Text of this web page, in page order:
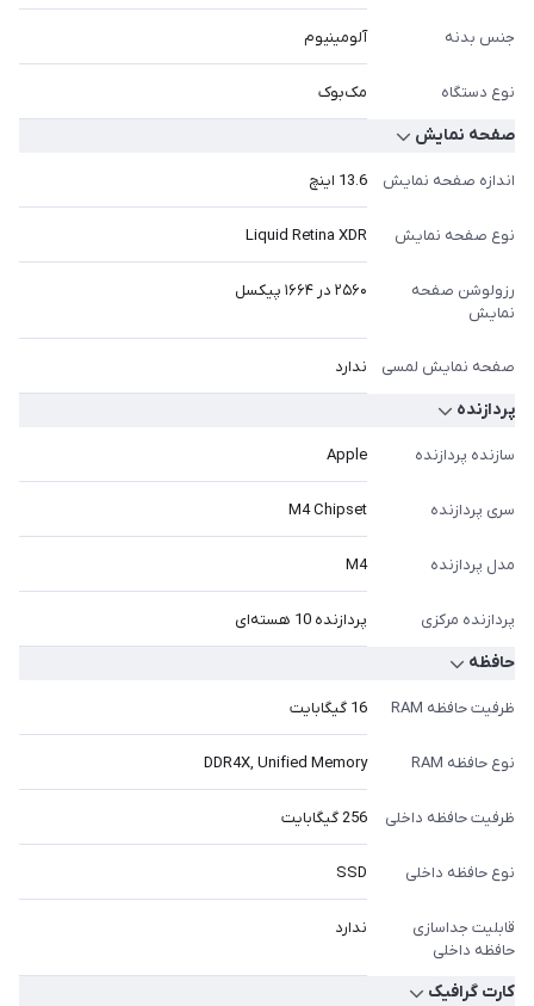
جنس بدنه آلومینیوم
نوع دستگاه مک‌بوک
صفحه نمایش
اندازه صفحه نمایش 13.6 اینچ
نوع صفحه نمایش Liquid Retina XDR
رزولوشن صفحه
نمایش
۲۵۶۰ در ۱۶۶۴ پیکسل
صفحه نمایش لمسی ندارد
پردازنده
سازنده پردازنده Apple
سری پردازنده M4 Chipset
مدل پردازنده M4
پردازنده مرکزی پردازنده 10 هسته‌ای
حافظه
ظرفیت حافظه RAM 16 گیگابایت
نوع حافظه RAM DDR4X, Unified Memory
ظرفیت حافظه داخلی 256 گیگابایت
نوع حافظه داخلی SSD
قابلیت جداسازی
حافظه داخلی
ندارد
کارت گرافیک